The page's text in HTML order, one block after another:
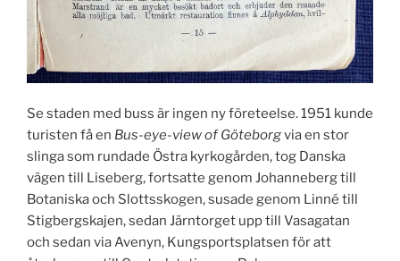
Se staden med buss är ingen ny företeelse. 1951 kunde
turisten få en Bus-eye-view of Göteborgvia en stor
slinga som rundade Östra kyrkogården, tog Danska
vägen till Liseberg, fortsatte genom Johanneberg till
Botaniska och Slottsskogen, susade genom Linné till
Stigbergskajen, sedan Järntorget upp till Vasagatan
och sedan via Avenyn, Kungsportsplatsen för att